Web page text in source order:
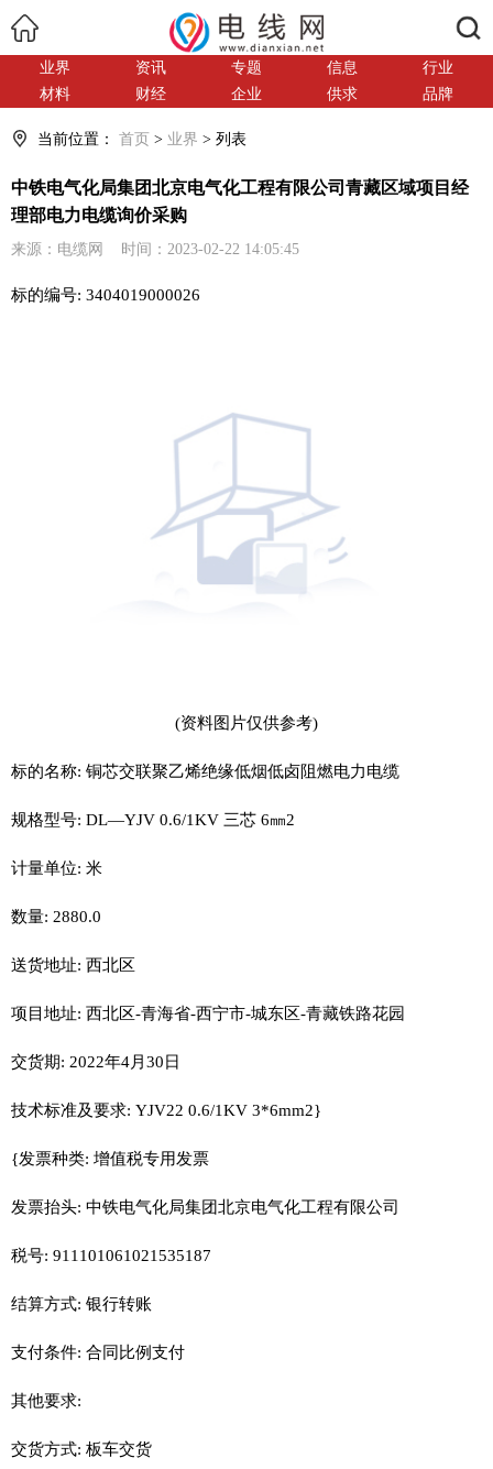
业界 资讯 专题 信息
行业
材料
财经 企业 供求 品牌
当前位置： 首页 > 业界 > 列表
中铁电气化局集团北京电气化工程有限公司青藏区域项目经
理部电力电缆询价采购
来源：电缆网 时间：2023-02-22 14:05:45
标的编号: 3404019000026
(资料图片仅供参考)
标的名称: 铜芯交联聚乙烯绝缘低烟低卤阻燃电力电缆
规格型号: DL—YJV 0.6/1KV 三芯 6㎜2
计量单位: 米
数量: 2880.0
送货地址: 西北区
项目地址: 西北区-青海省-西宁市-城东区-青藏铁路花园
交货期: 2022年4月30日
技术标准及要求: YJV22 0.6/1KV 3*6mm2}
{发票种类: 增值税专用发票
发票抬头: 中铁电气化局集团北京电气化工程有限公司
税号: 911101061021535187
结算方式: 银行转账
支付条件: 合同比例支付
其他要求:
交货方式: 板车交货